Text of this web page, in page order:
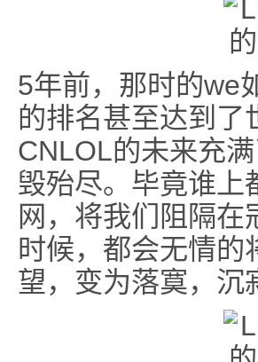
5年前，那时的we
的排名甚至达到了
CNLOL的未来充
毁殆尽。毕竟谁上
网，将我们阻隔
时候，都会无情
望，变为落寞，沉